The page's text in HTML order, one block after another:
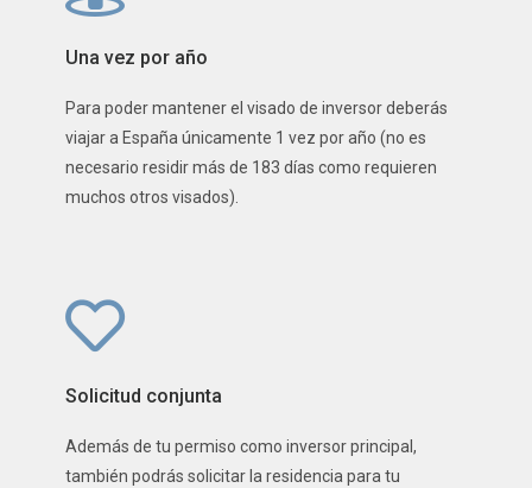
Una vez por año
Para poder mantener el visado de inversor deberás
viajar a España únicamente 1 vez por año (no es
necesario residir más de 183 días como requieren
muchos otros visados).
Solicitud conjunta
Además de tu permiso como inversor principal,
también podrás solicitar la residencia para tu